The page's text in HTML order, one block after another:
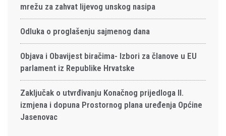
mrežu za zahvat lijevog unskog nasipa
Odluka o proglašenju sajmenog dana
Objava i Obavijest biračima- Izbori za članove u EU
parlament iz Republike Hrvatske
Zaključak o utvrđivanju Konačnog prijedloga II.
izmjena i dopuna Prostornog plana uređenja Općine
Jasenovac